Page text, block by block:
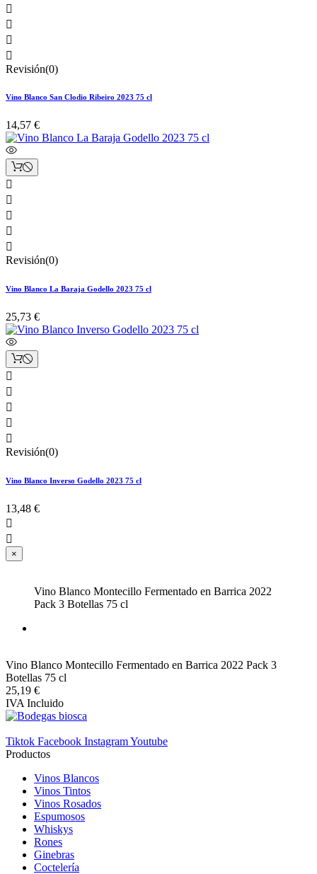




Revisión(0)
Vino Blanco San Clodio Ribeiro 2023 75 cl
14,57 €





Revisión(0)
Vino Blanco La Baraja Godello 2023 75 cl
25,73 €





Revisión(0)
Vino Blanco Inverso Godello 2023 75 cl
13,48 €


×
Vino Blanco Montecillo Fermentado en Barrica 2022
Pack 3 Botellas 75 cl
Vino Blanco Montecillo Fermentado en Barrica 2022 Pack 3
Botellas 75 cl
25,19 €
IVA Incluido
Tiktok Facebook InstagramYoutube
Productos
Vinos Blancos
Vinos Tintos
Vinos Rosados
Espumosos
Whiskys
Rones
Ginebras
Coctelería